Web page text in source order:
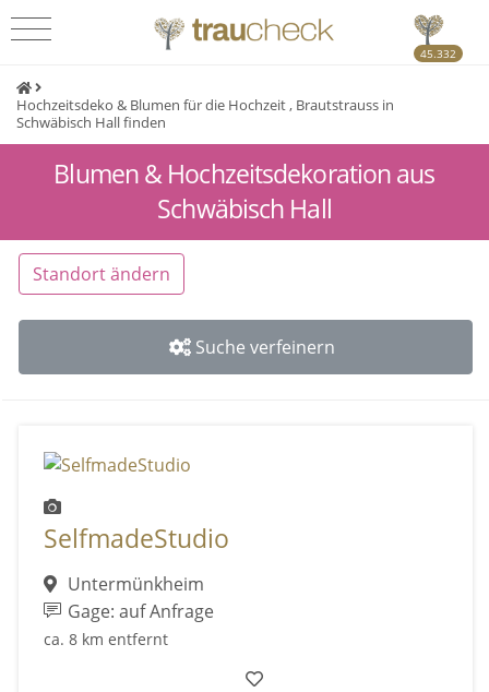
45.332
Hochzeitsdeko & Blumen für die Hochzeit , Brautstrauss in
Schwäbisch Hall finden
Blumen & Hochzeitsdekoration aus
Schwäbisch Hall
Standort ändern
Suche verfeinern
SelfmadeStudio
Untermünkheim
Gage: auf Anfrage
ca. 8 km entfernt